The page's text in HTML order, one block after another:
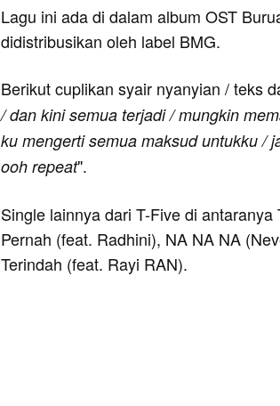
Lagu ini ada di dalam album OST
didistribusikan oleh label BMG.
Berikut cuplikan syair nyanyian / teks
/ dan kini semua terjadi / mungkin
ku mengerti semua maksud untukku /
ooh repeat".
Single lainnya dari T-Five di
Pernah (feat. Radhini), NA NA NA
Terindah (feat. Rayi RAN).